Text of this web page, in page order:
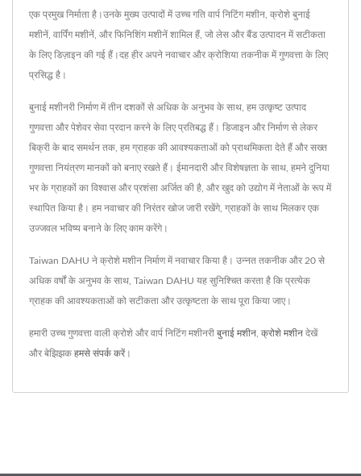
एक प्रमुख निर्माता है।उनके मुख्य उत्पादों में उच्च गति वार्प निटिंग मशीन, क्रोशे बुनाई
मशीनें, वार्पिंग मशीनें, और फिनिशिंग मशीनें शामिल हैं, जो लेस और बैंड उत्पादन में सटीकता
के लिए डिज़ाइन की गई हैं।दह हीर अपने नवाचार और क्रोशिया तकनीक में गुणवत्ता के लिए
प्रसिद्ध है।
बुनाई मशीनरी निर्माण में तीन दशकों से अधिक के अनुभव के साथ, हम उत्कृष्ट उत्पाद
गुणवत्ता और पेशेवर सेवा प्रदान करने के लिए प्रतिबद्ध हैं। डिजाइन और निर्माण से लेकर
बिक्री के बाद समर्थन तक, हम ग्राहक की आवश्यकताओं को प्राथमिकता देते हैं और सख्त
गुणवत्ता नियंत्रण मानकों को बनाए रखते हैं। ईमानदारी और विशेषज्ञता के साथ, हमने दुनिया
भर के ग्राहकों का विश्वास और प्रशंसा अर्जित की है, और खुद को उद्योग में नेताओं के रूप में
स्थापित किया है। हम नवाचार की निरंतर खोज जारी रखेंगे, ग्राहकों के साथ मिलकर एक
उज्जवल भविष्य बनाने के लिए काम करेंगे।
Taiwan DAHU ने क्रोशे मशीन निर्माण में नवाचार किया है। उन्नत तकनीक और 20 से
अधिक वर्षों के अनुभव के साथ, Taiwan DAHU यह सुनिश्चित करता है कि प्रत्येक
ग्राहक की आवश्यकताओं को सटीकता और उत्कृष्टता के साथ पूरा किया जाए।
हमारी उच्च गुणवत्ता वाली क्रोशे और वार्प निटिंग मशीनरी बुनाई मशीन क्रोशे मशीन देखें
और बेझिझक हमसे संपर्क करें।